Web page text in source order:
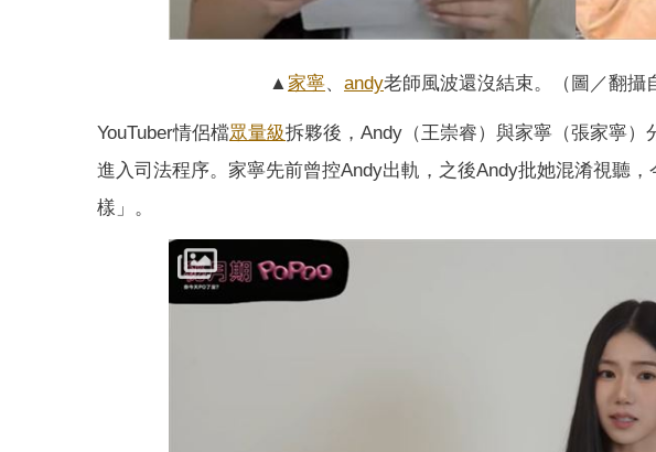
▲ 家寧、 andy老師風波還沒結束。（圖／翻攝
YouTuber情侶檔眾量級拆夥後，Andy（王崇睿）與家寧（張家寧
進入司法程序。家寧先前曾控Andy出軌，之後Andy批她混淆視聽
樣」。